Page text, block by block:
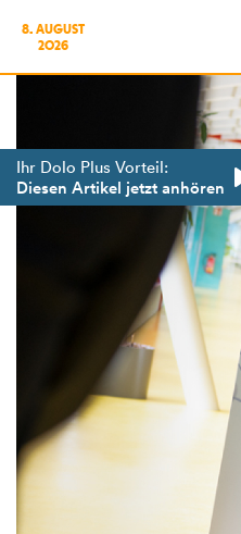
8. AUGUST
2026
Ihr Dolo Plus Vorteil:
Diesen Artikel jetzt anhören